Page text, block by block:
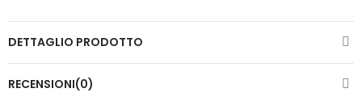
DETTAGLIO PRODOTTO
RECENSIONI(0)